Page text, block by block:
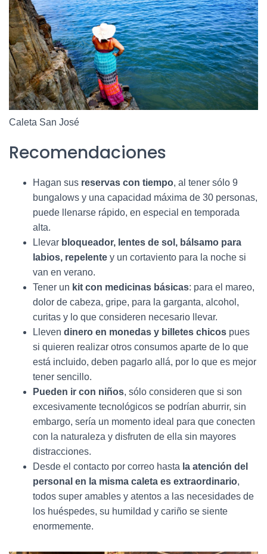
Caleta San José
Recomendaciones
Hagan sus reservas con tiempo, al tener sólo 9
bungalows y una capacidad máxima de 30 personas,
puede llenarse rápido, en especial en temporada
alta.
Llevar bloqueador, lentes de sol, bálsamo para
labios, repelente y un cortaviento para la noche si
van en verano.
Tener un kit con medicinas básicas: para el mareo,
dolor de cabeza, gripe, para la garganta, alcohol,
curitas y lo que consideren necesario llevar.
Lleven dinero en monedas y billetes chicos pues
si quieren realizar otros consumos aparte de lo que
está incluido, deben pagarlo allá, por lo que es mejor
tener sencillo.
Pueden ir con niños, sólo consideren que si son
excesivamente tecnológicos se podrían aburrir, sin
embargo, sería un momento ideal para que conecten
con la naturaleza y disfruten de ella sin mayores
distracciones.
Desde el contacto por correo hasta la atención del
personal en la misma caleta es extraordinario,
todos super amables y atentos a las necesidades de
los huéspedes, su humildad y cariño se siente
enormemente.